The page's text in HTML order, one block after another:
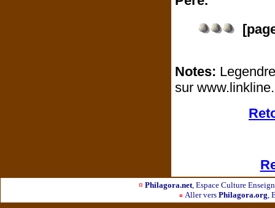
Notes:
sur
¤ Philagora.net, Espace Culture
¤ Aller vers Philagora.org,